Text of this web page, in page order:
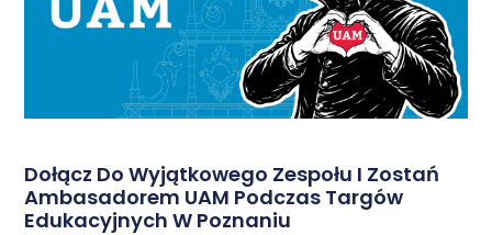
Dołącz Do Wyjątkowego Zespołu I Zostań
Ambasadorem UAM Podczas Targów
Edukacyjnych W Poznaniu